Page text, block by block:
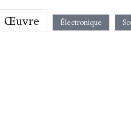
Œuvre Électronique